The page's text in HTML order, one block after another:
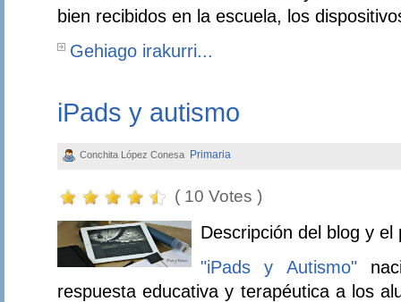
bien recibidos en la escuela, los
Gehiago irakurri...
iPads y autismo
Conchita López Conesa Primaria
( 10 Votes )
Descripción del blog y el
"iPads y Autismo"
respuesta educativa y terapéutica a los